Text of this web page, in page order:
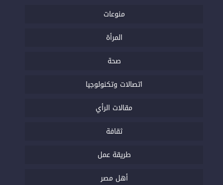
منوعات
المرأة
صحة
اتصالات وتكنولوجيا
مقالات الرأي
ثقافة
طريقة عمل
أهل مصر